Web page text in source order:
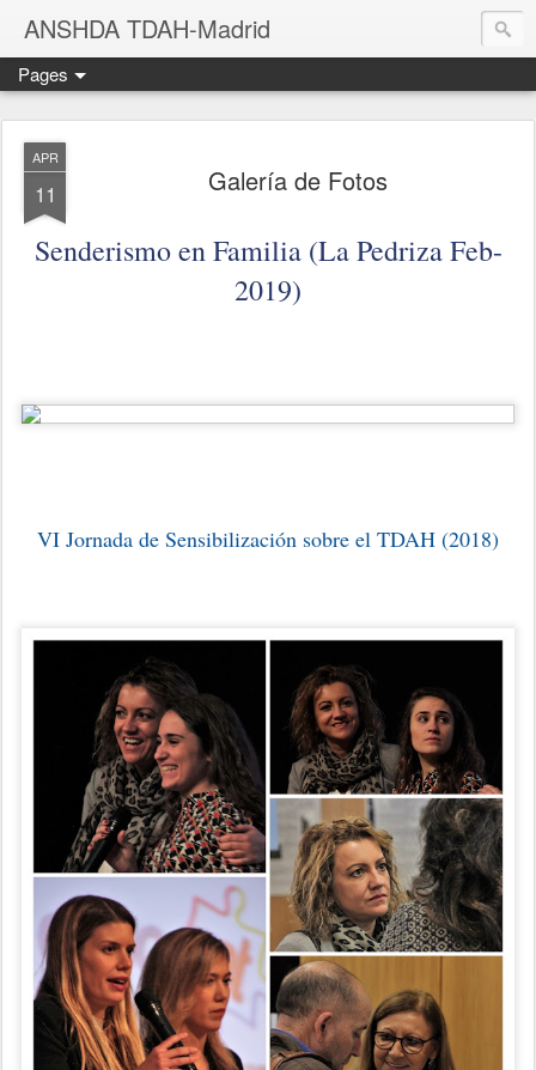
ANSHDA TDAH-Madrid
Pages
APR
11 Galería de Fotos
Senderismo en Familia (La Pedriza Feb-
2019)
VI Jornada de Sensibilización sobre el TDAH (2018)